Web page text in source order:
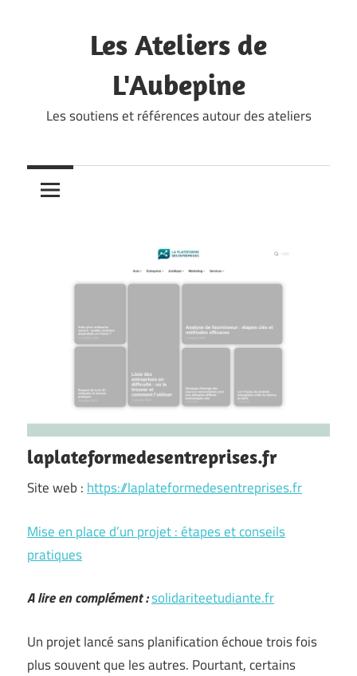
Les Ateliers de
L'Aubepine
Les soutiens et références autour des ateliers
laplateformedesentreprises.fr
Site web : https://laplateformedesentreprises.fr
Mise en place d’un projet : étapes et conseils
pratiques
A lire en complément :solidariteetudiante.fr
Un projet lancé sans planification échoue trois fois
plus souvent que les autres. Pourtant, certains